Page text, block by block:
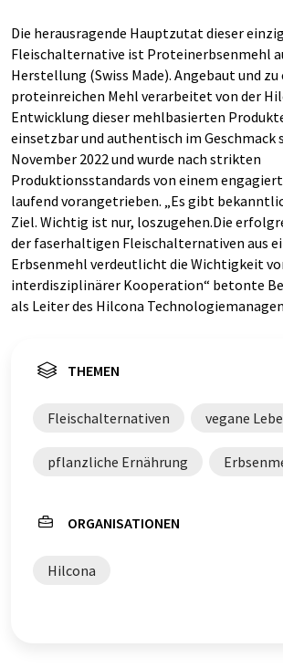
Die herausragende Hauptzutat dieser
Fleischalternative ist Proteinerbsenmehl
Herstellung (Swiss Made). Angebaut und zu
proteinreichen Mehl verarbeitet von der
Entwicklung dieser mehlbasierten
einsetzbar und authentisch im Geschmack
November 2022 und wurde nach strikten
Produktionsstandards von einem
laufend vorangetrieben. „Es gibt
Ziel. Wichtig ist nur, loszugehen.Die
der faserhaltigen Fleischalternativen aus
Erbsenmehl verdeutlicht die Wichtigkeit
interdisziplinärer Kooperation“ betonte
als Leiter des Hilcona
THEMEN
Fleischalternativen vegane
pflanzliche Ernährung
ORGANISATIONEN
Hilcona